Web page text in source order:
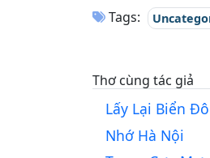
Tags:
Thơ cùng tác giả
Nhớ Hà Nội